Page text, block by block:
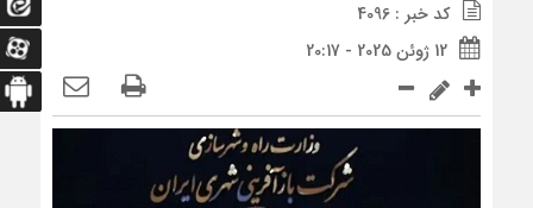
کد خبر : 4096
12 ژوئن 2025 - 20:17